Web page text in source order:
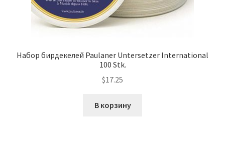
Набор бирдекелей Paulaner Untersetzer International
100 Stk.
$17.25
В корзину